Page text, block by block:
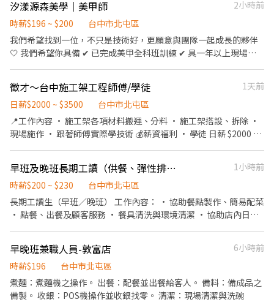
完整線上／實體教育訓練 ・實體門市實習與考核 👉 訓練與實習期
間皆有計薪 - 立即應徵:加賴@759vflwo 電話:02-6636-2428#306
屯區崇德九路松柏街交叉入口
https://maps.app.goo.gl/p3dEqppBzC3vHLet8?g_st=ic 工作內
容：搬運植栽、種植、現場環境維護以及主管交辦事項 ------------
----------------------------------------- 【工作需知】必讀！ ● 午
曬防蚊 ● 工作中可能會接觸植物枝葉等，為避免受傷，請準備好工
作手套。 ----------------------------------------------------- ★ 請
若遇週五為國定放假日，則提前結算，提前發薪，若遇週五為颱風
假，則需延後發薪，無現場領現金 ★ 可當日現匯，需內扣50元處理
費 ★ 工作邀約安排後請勿遲到缺曠，無故曠職會提報及加黑名單。
***PS. 戶外工作，怕曬太陽、淋雨請勿應徵***
汐漾源森美學｜美甲師
2小時前
時薪$196 ~ $200
台中市北屯區
我們希望找到一位，不只是技術好，更願意與團隊一起成長的夥伴
🤍 我們希望你具備 ✔ 已完成美甲全科班訓練 ✔ 具一年以上現場經
作、基礎修護及上色流程 ✔ 能確實整理、清潔與消毒工作環境及工
具 ✔ 樂於協助店務，具團隊合作精神，願意與夥伴共同成長，而非
各自為政
徵才～台中施工架工程師傅/學徒
1天前
日薪$2000 ~ $3500
台中市北屯區
📍工作內容 • 施工架各項材料搬運、分料 • 施工架搭設、拆除 •
現場施作 • 跟著師傅實際學技術 💰薪資福利 • 學徒 日薪 $2000 •
• 有責任感、時間觀念（非常重要） • 無經驗可（有工地經驗更
好，但不是必要） ⭐為什麼值得來？ • 技術型工作，不是做一天算
一天 • 真的在教你一技之長 • 穩定做，薪水會往上走 • 團隊氣氛
單純，不亂搞 📩 有興趣直接私訊 來聊聊，不會沒關係，態度對最重
早班及晚班長期工讀（供餐、彈性排休、全勤獎金、員工折扣）
1小時前
時薪$200 ~ $230
台中市北屯區
長期工讀生（早班／晚班） 工作內容： • 協助餐點製作、簡易配菜
• 點餐、出餐及顧客服務 • 餐具清洗與環境清潔 • 協助店內日常
利及制度 ✔ 免費員工餐 ✔ 員工專屬優惠 ✔ 全勤獎金 ✔ 冷氣舒適工
作環境 ✔ 表現優良享有加薪機會 ✔ 每兩週排班一次，排班彈性 ✔國
定假日當天休息
早晚班兼職人員-敦富店
6小時前
時薪$196
台中市北屯區
煮麵：煮麵機之操作。 出餐：配餐並出餐給客人。 備料：備成品之
備製。 收銀：POS機操作並收銀找零。 清潔：現場清潔與洗碗